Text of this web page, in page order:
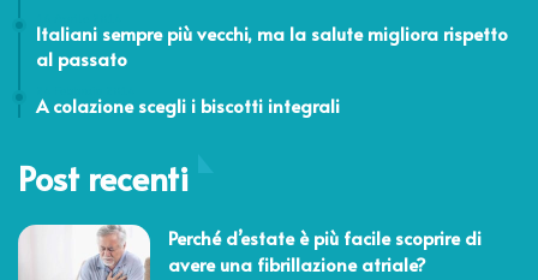
Italiani sempre più vecchi, ma la salute migliora rispetto
al passato
A colazione scegli i biscotti integrali
Post recenti
Perché d’estate è più facile scoprire di
avere una fibrillazione atriale?